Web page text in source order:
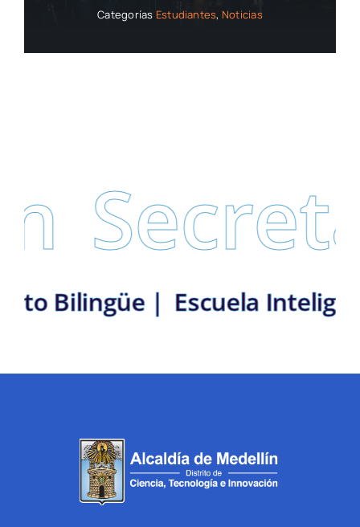
Categorías Estudiantes, Noticias
Escuela
Distrito Bilingüe |